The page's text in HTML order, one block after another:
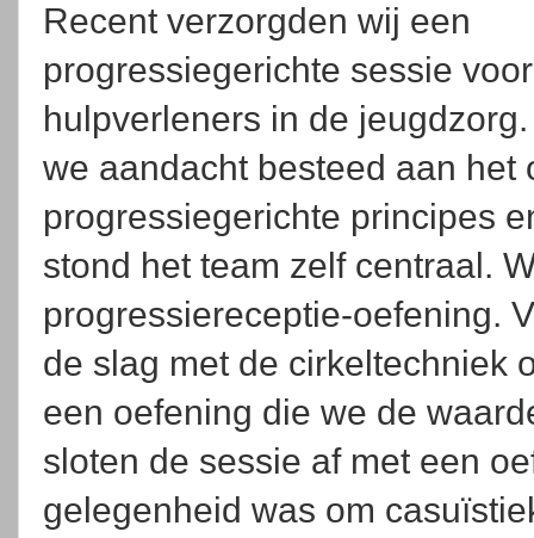
Recent verzorgden wij een
progressiegerichte sessie
hulpverleners in de
we aandacht besteed aan het
progressiegerichte principes
stond het team zelf centraal.
progressiereceptie-oefening.
de slag met de cirkeltechniek
een oefening die we de
sloten de sessie af met een
gelegenheid was om